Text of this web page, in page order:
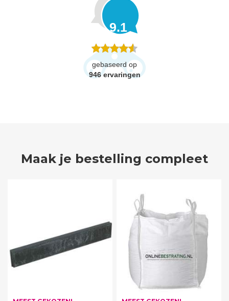
9.1
gebaseerd op
946 ervaringen
Maak je bestelling compleet